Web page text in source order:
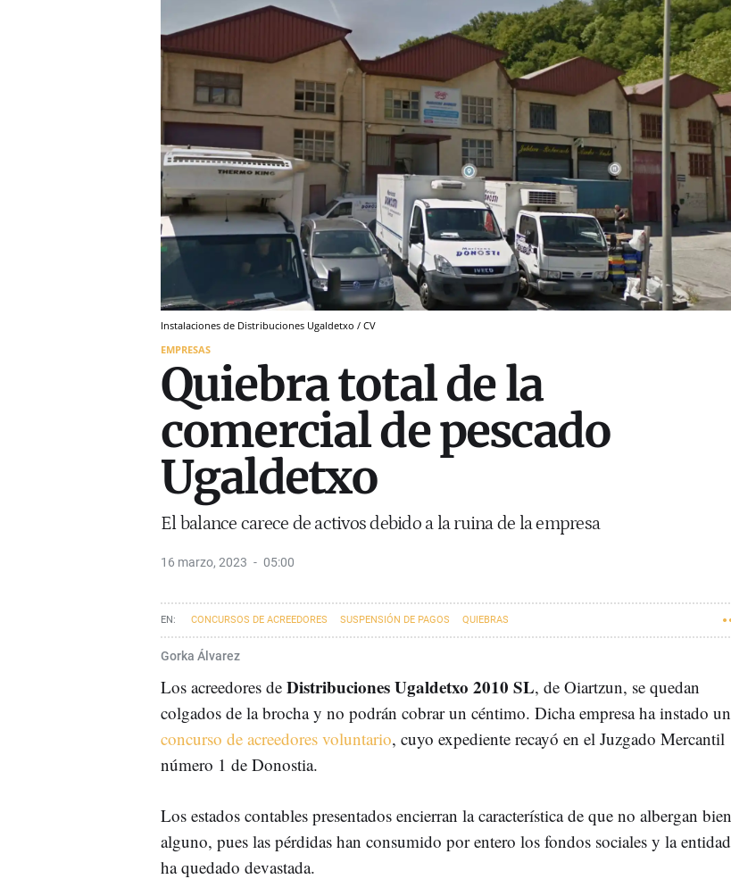
Instalaciones de Distribuciones Ugaldetxo / CV
EMPRESAS
Quiebra total de la
comercial de pescado
Ugaldetxo
El balance carece de activos debido a la ruina de la empresa
16 marzo, 2023 05:00
CONCURSOS DE ACREEDORES SUSPENSIÓN DE PAGOS QUIEBRAS
Gorka Álvarez
Los acreedores de Distribuciones Ugaldetxo 2010 SL, de Oiartzun, se quedan
colgados de la brocha y no podrán cobrar un céntimo. Dicha empresa ha instado un
concurso de acreedores voluntario, cuyo expediente recayó en el Juzgado Mercantil
número 1 de Donostia.
Los estados contables presentados encierran la característica de que no albergan bien
alguno, pues las pérdidas han consumido por entero los fondos sociales y la entidad
ha quedado devastada.